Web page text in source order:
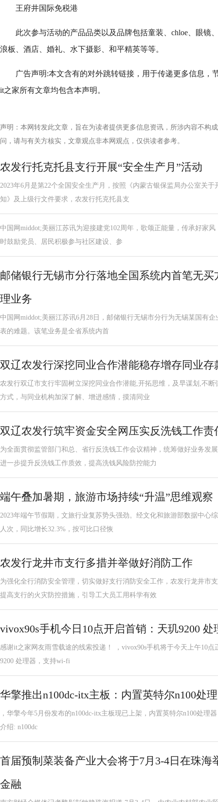
王府井国际免税港
此次参与活动的产品品类以及品牌包括童装、chloe、眼镜
浪板、酒店、婚礼、水下摄影、和平精英等等。
广告声明:本文含有的对外跳转链接，用于传递更多信息，
it之家所有文章均包含本声明。
声明：本网转发此文章，旨在为读者提供更多信息资讯，所涉内容不构
问，请与有关方核实，文章观点非本网观点，仅供读者参考。
农发行托克托县支行开展“安全生产月”活动
2023年6月是第22个全国安全生产月，按照《内蒙古银保监局办公室关于
知》及上级行文件要求，农发行托克托县支
中国网middot;美丽江苏讯为迎接建党102周年，歌颂正能量，传承好家
时鼓励党员、居民积极参与社区建设、参
邮储银行无锡市分行落地全国系统内首笔无
理业务
中国网middot;美丽江苏讯6月28日，邮储银行无锡市分行为无锡某国有
表的难题。该笔业务是全省系统内首
双辽农发行深挖同业合作潜能稳存增存同业存
农发行双辽市支行牢固树立深挖同业合作潜能,开拓思维，及早谋划,不
方式，与同业机构加深了解、增进感情，摸清同业
双辽农发行筑牢资金安全网压实反洗钱工作责
为全面贯彻监管部门和总、省行反洗钱工作会议精神，统筹做好业务发
进一步提升反洗钱工作质效，提高洗钱风险防控能力
端午叠加暑期，旅游市场持续“升温”思维观察
2023年端午节假期，文旅行业复苏势头强劲。经文化和旅游部数据中心
人次，同比增长32.3%，按可比口径恢
农发行龙井市支行多措并举做好消防工作
为强化全行消防安全管理，切实做好支行消防安全工作，农发行龙井市
提高支行的火灾防控措施，引导工大员工用科学有效
vivox90s手机今日10点开启首销：天玑9200
感谢it之家网友雨雪载途的线索投递！ ，vivox90s手机将于今天上午10
9200 处理器，支持wi-fi
华擎推出n100dc-itx主板：内置英特尔n100处
，华擎今年5月份发布的n100dc-itx主板现已上架，内置英特尔n100处理
介绍: n100dc
首届预制菜装备产业大会将于7月3-4日在珠海
金融